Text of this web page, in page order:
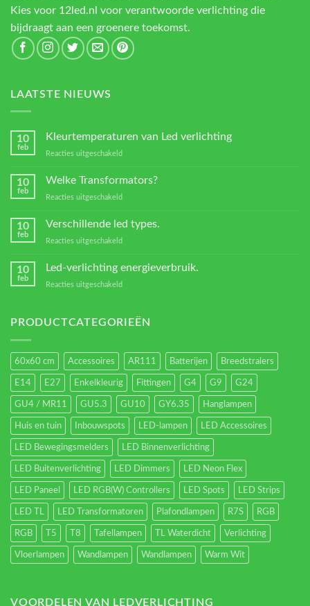
Kies voor 12led.nl voor verantwoorde verlichting die
bijdraagt aan een groenere toekomst.
LAATSTE NIEUWS
10
feb
Kleurtemperaturen van Led verlichting
Reacties uitgeschakeld
verlichting
10
feb
Welke Transformators?
Reacties uitgeschakeld
Transformators?
10
feb
Verschillende led types.
Reacties uitgeschakeld
10
feb
Led-verlichting energieverbruik.
Reacties uitgeschakeld
energieverbruik.
PRODUCTCATEGORIEËN
60x60 cm Accessoires AR111 Batterijen Breedstralers
E14 E27 Enkelkleurig Fittingen G4 G9 G24
GU4 / MR11 GU5.3 GU10 GY6.35 Hanglampen
Huis en tuin Inbouwspots LED-lampen LED Accessoires
LED Bewegingsmelders LED Binnenverlichting
LED Buitenverlichting LED Dimmers LED Neon Flex
LED Paneel LED RGB(W) Controllers LED Spots LED Strips
LED TL LED Transformatoren Plafondlampen R7S RGB
RGB T5 T8 Tafellampen TL Waterdicht Verlichting
Vloerlampen Wandlampen Wandlampen Warm Wit
VOORDELEN VAN LEDVERLICHTING